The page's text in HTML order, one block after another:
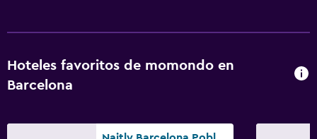
Estacionamiento y transporte
Traslado al aeropuerto (con cargos)
Hoteles favoritos de momondo en
Barcelona